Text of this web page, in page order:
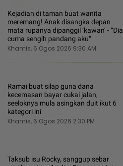
1
Kejadian di taman buat wanita
meremang! Anak disangka depan
mata rupanya dipanggil ‘kawan’ - “Dia
cuma sengih pandang aku“
Khamis, 6 Ogos 2026 9:30 AM
2
Ramai buat silap guna dana
kecemasan bayar cukai jalan,
seeloknya mula asingkan duit ikut 6
kategori ini
Khamis, 6 Ogos 2026 2:30 PM
Taksub isu Rocky, sanggup sebar